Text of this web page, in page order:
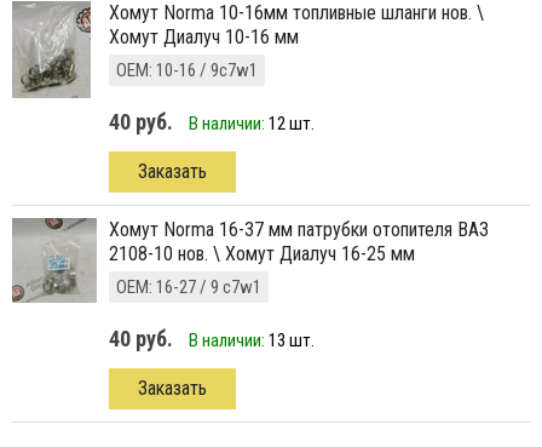
хомут Norma 10-16мм топливные шланги нов. \
Хомут Диалуч 10-16 мм
ОЕМ: 10-16 / 9с7w1
40 руб. В наличии: 12 шт.
Заказать
хомут Norma 16-37 мм патрубки отопителя ВАЗ
2108-10 нов. \ Хомут Диалуч 16-25 мм
ОЕМ: 16-27 / 9 с7w1
40 руб. В наличии: 13 шт.
Заказать